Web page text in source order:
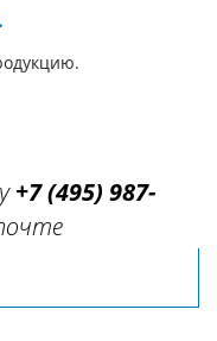
+7 (495) 987-